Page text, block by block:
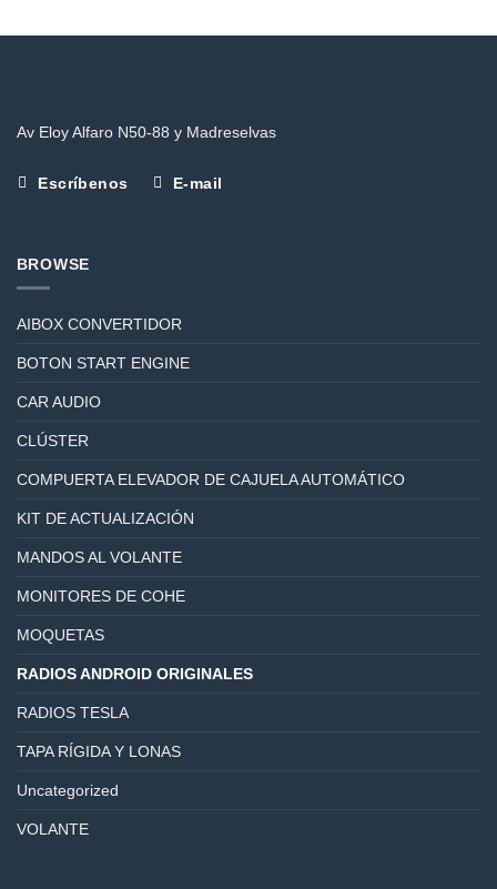
Av Eloy Alfaro N50-88 y Madreselvas
Escríbenos E-mail
BROWSE
AIBOX CONVERTIDOR
BOTON START ENGINE
CAR AUDIO
CLÚSTER
COMPUERTA ELEVADOR DE CAJUELA AUTOMÁTICO
KIT DE ACTUALIZACIÓN
MANDOS AL VOLANTE
MONITORES DE COHE
MOQUETAS
RADIOS ANDROID ORIGINALES
RADIOS TESLA
TAPA RÍGIDA Y LONAS
Uncategorized
VOLANTE